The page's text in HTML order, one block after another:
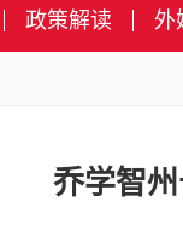
政策解读 外
乔学智